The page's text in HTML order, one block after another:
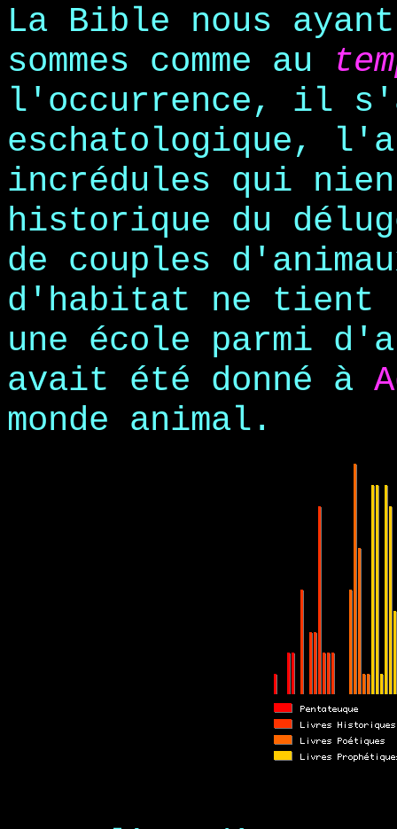
La Bible nous
sommes comme au
l'occurrence, il
eschatologique,
incrédules qui
historique du
de couples
d'habitat ne tient
une école parmi
avait été donné à
monde animal.